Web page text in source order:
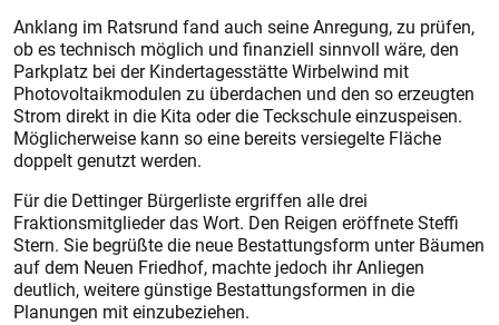
Anklang im Ratsrund fand auch seine Anregung, zu prüfen,
ob es technisch möglich und finanziell sinnvoll wäre, den
Parkplatz bei der Kindertagesstätte Wirbelwind mit
Photovoltaikmodulen zu überdachen und den so erzeugten
Strom direkt in die Kita oder die Teckschule einzuspeisen.
Möglicherweise kann so eine bereits versiegelte Fläche
doppelt genutzt werden.
Für die Dettinger Bürgerliste ergriffen alle drei
Fraktionsmitglieder das Wort. Den Reigen eröffnete Steffi
Stern. Sie begrüßte die neue Bestattungsform unter Bäumen
auf dem Neuen Friedhof, machte jedoch ihr Anliegen
deutlich, weitere günstige Bestattungsformen in die
Planungen mit einzubeziehen.